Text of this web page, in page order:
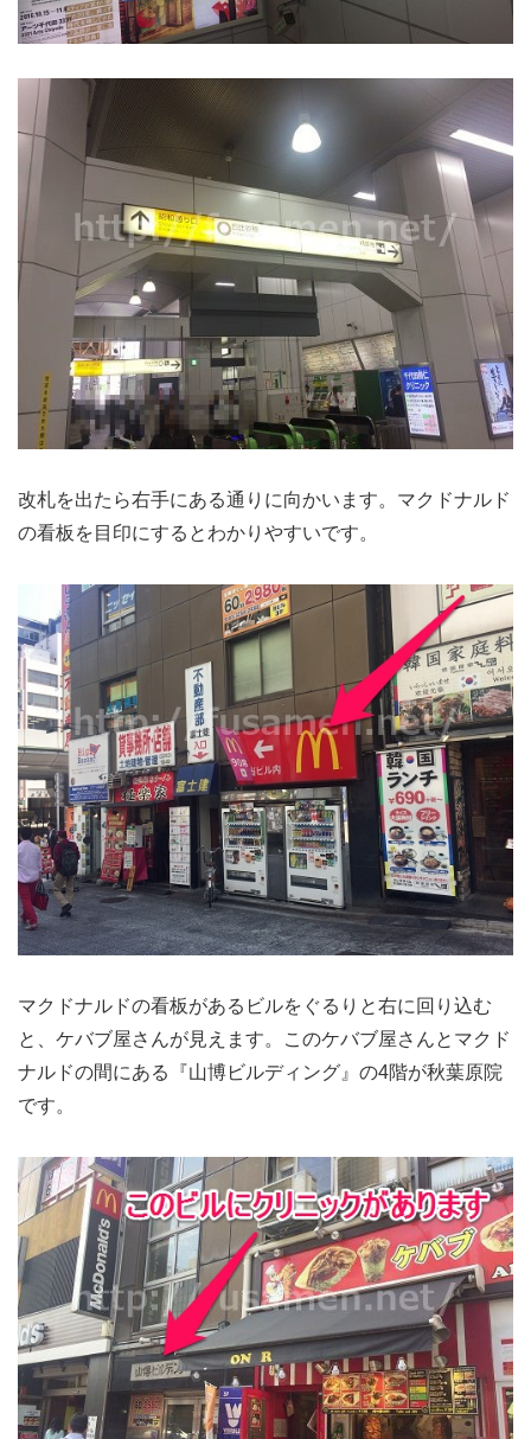
改札を出たら右手にある通りに向かいます。マクドナルド
の看板を目印にするとわかりやすいです。
マクドナルドの看板があるビルをぐるりと右に回り込む
と、ケバブ屋さんが見えます。このケバブ屋さんとマクド
ナルドの間にある『山博ビルディング』の4階が秋葉原院
です。